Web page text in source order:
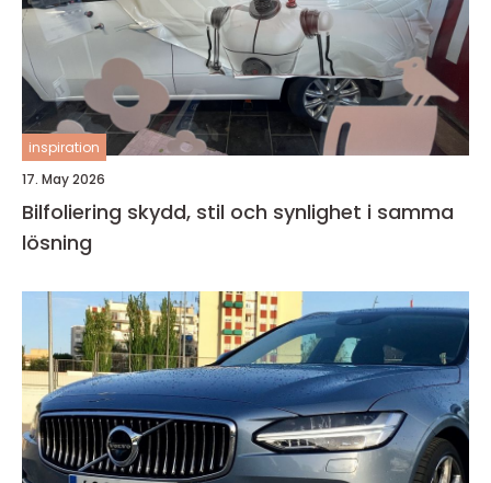
inspiration
17. May 2026
Bilfoliering skydd, stil och synlighet i samma
lösning